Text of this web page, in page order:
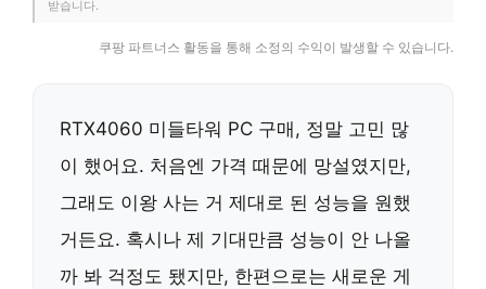
받습니다.
쿠팡 파트너스 활동을 통해 소정의 수익이 발생할 수 있습니다.
RTX4060 미들타워 PC 구매, 정말 고민 많
이 했어요. 처음엔 가격 때문에 망설였지만,
그래도 이왕 사는 거 제대로 된 성능을 원했
거든요. 혹시나 제 기대만큼 성능이 안 나올
까 봐 걱정도 됐지만, 한편으로는 새로운 게